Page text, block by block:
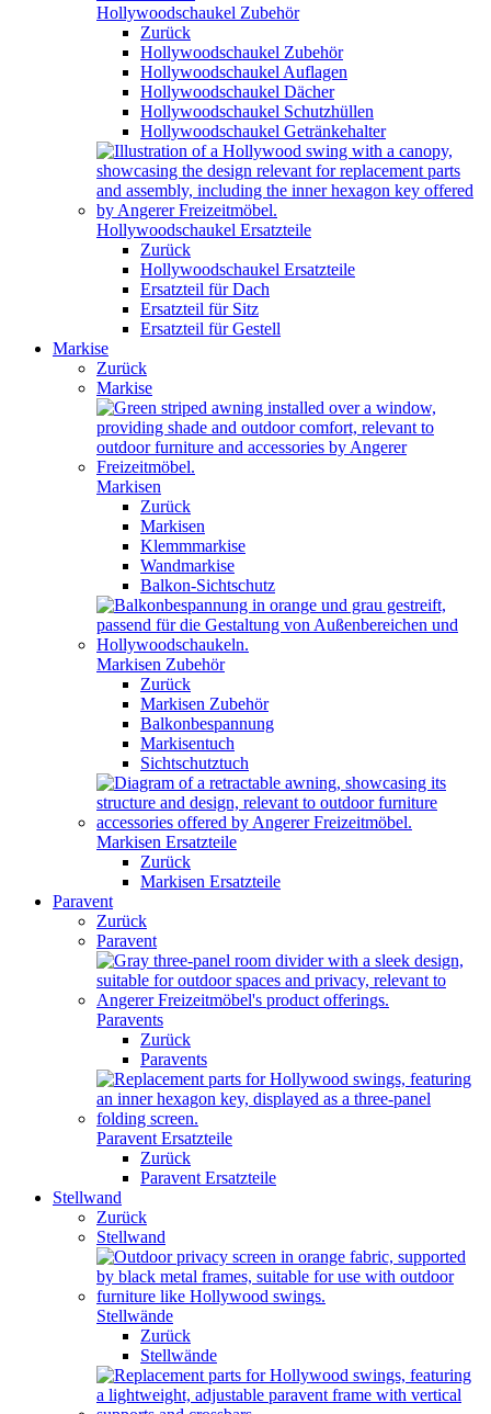
Hollywoodschaukel Zubehör
Zurück
Hollywoodschaukel Zubehör
Hollywoodschaukel Auflagen
Hollywoodschaukel Dächer
Hollywoodschaukel Schutzhüllen
Hollywoodschaukel Getränkehalter
Hollywoodschaukel Ersatzteile
Zurück
Hollywoodschaukel Ersatzteile
Ersatzteil für Dach
Ersatzteil für Sitz
Ersatzteil für Gestell
Markise
Zurück
Markise
Markisen
Zurück
Markisen
Klemmmarkise
Wandmarkise
Balkon-Sichtschutz
Markisen Zubehör
Zurück
Markisen Zubehör
Balkonbespannung
Markisentuch
Sichtschutztuch
Markisen Ersatzteile
Zurück
Markisen Ersatzteile
Paravent
Zurück
Paravent
Paravents
Zurück
Paravents
Paravent Ersatzteile
Zurück
Paravent Ersatzteile
Stellwand
Zurück
Stellwand
Stellwände
Zurück
Stellwände